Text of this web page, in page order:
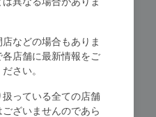
などの場合もありま
店舗に最新情報をご
さい。
っている全ての店舗
ざいませんのであら